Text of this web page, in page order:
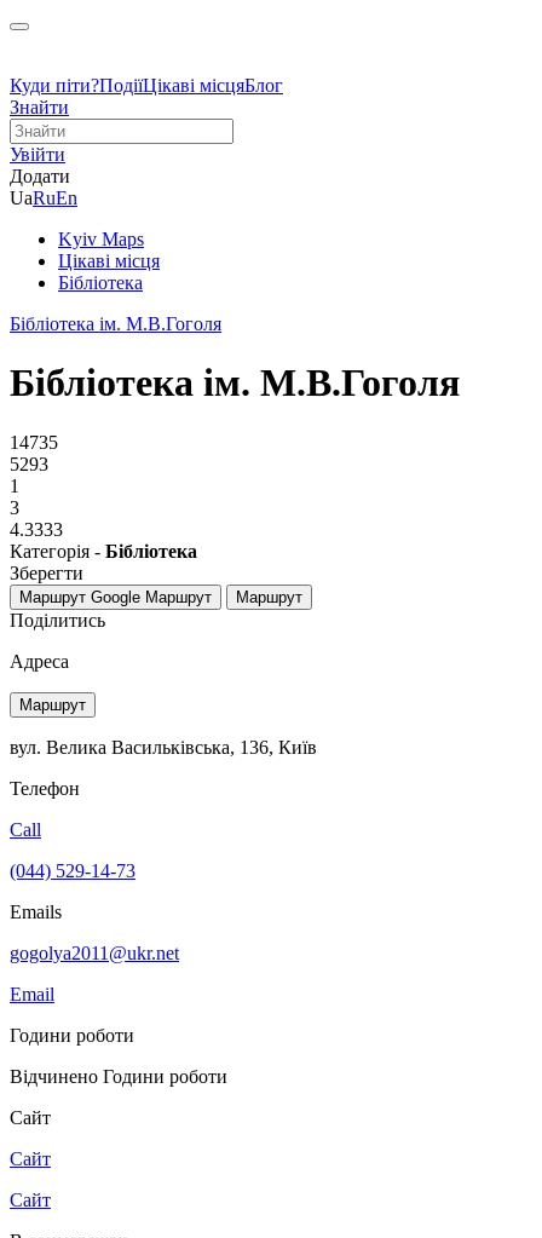
Куди піти?ПодіїЦікаві місцяБлог
Знайти
Увійти
Додати
UaRuEn
Kyiv Maps
Цікаві місця
Бібліотека
Бібліотека ім. М.В.Гоголя
Бібліотека ім. М.В.Гоголя
14735
5293
1
3
4.3333
Категорія - Бібліотека
Зберегти
Маршрут Google Маршрут Маршрут
Поділитись
Адреса
Маршрут
вул. Велика Васильківська, 136, Київ
Телефон
Call
(044) 529-14-73
Emails
gogolya2011@ukr.net
Email
Години роботи
Відчинено Години роботи
Сайт
Сайт
Сайт